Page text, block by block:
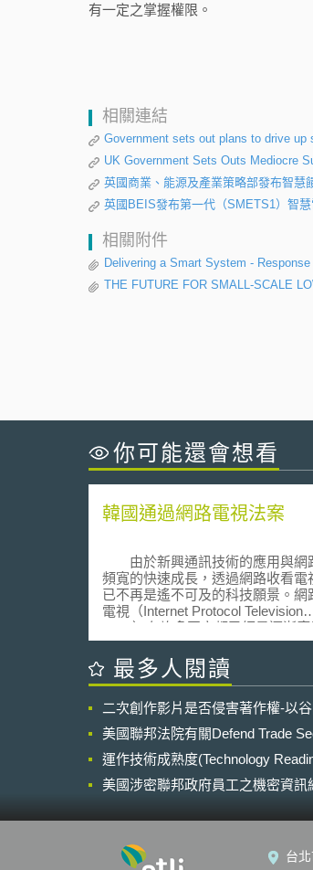
有一定之掌握權限。
相關連結
Government sets out plans to drive up
UK Government Sets Outs Mediocre
英國商業、能源及產業策略部發布智慧
英國BEIS發布第一代（SMETS1）智
相關附件
Delivering a Smart System -
THE FUTURE FOR SMALL-SCALE
你可能還會想看
韓國通過網路電視法案
由於新興通訊技術的應用與網
頻寬的快速成長，透過網路收看電
已不再是遙不可及的科技願景。網
電視（Internet Protocol Television
IPTV）在許多國家都已經是逐漸應
成熟的服務，但是相對而言，法規
管制架構卻多仍處於追趕摸索的階
段。 網路電視之相關法制爭議眾
之網路電視定位，是否視同傳統廣
電視加以管制？相關之義務是否比照
要求（如對於無線電視之必載義
務）？網路電視市場之界定？市場
量之監督與公平競爭環境之維護等
皆為重要的關注焦點。 韓國國會
一項網路電視法案（IPTV Bill），
於重要之網路電視相關規範加以界
定。此一國會傳播特別委員會所通
最多人閱讀
二次創作影片是否侵害著作權-以
美國聯邦法院有關Defend Trade
運作技術成熟度(Technology
美國涉密聯邦政府員工之機密資
台